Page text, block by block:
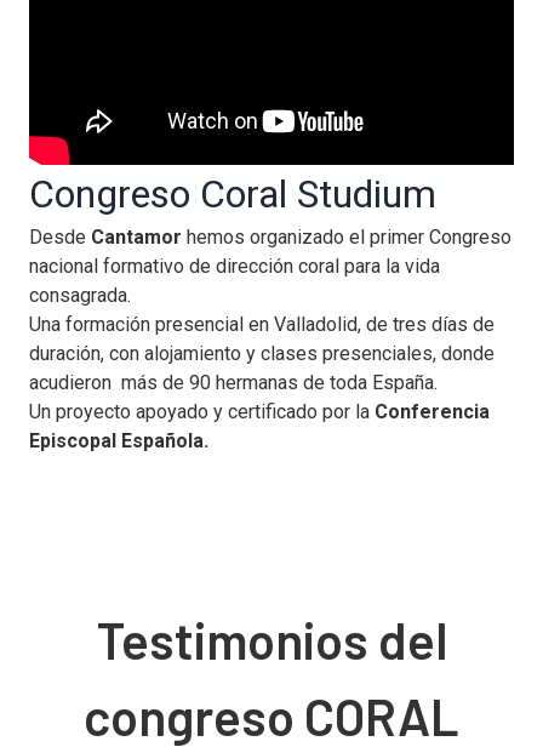
Congreso Coral Studium
Desde Cantamor hemos organizado el primer Congreso
nacional formativo de dirección coral para la vida
consagrada.
Una formación presencial en Valladolid, de tres días de
duración, con alojamiento y clases presenciales, donde
acudieron más de 90 hermanas de toda España.
Un proyecto apoyado y certificado por la Conferencia
Episcopal Española.
Testimonios del
congreso CORAL